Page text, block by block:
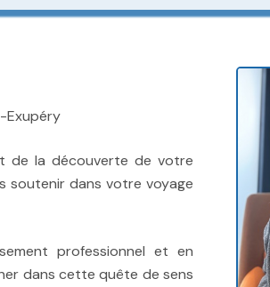
Exupéry
de la découverte de votre
soutenir dans votre voyage
professionnel et en
dans cette quête de sens